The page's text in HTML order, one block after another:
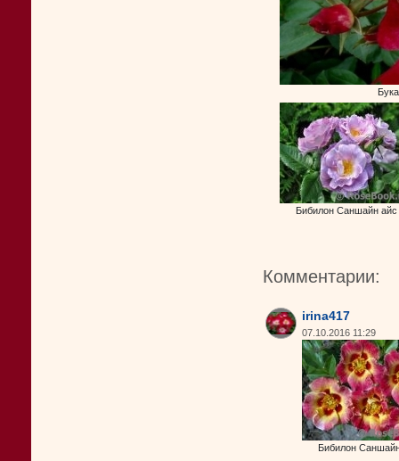
Бибилон Саншайн айс
Комментарии:
irina417
07.10.2016 11:29
Бибилон